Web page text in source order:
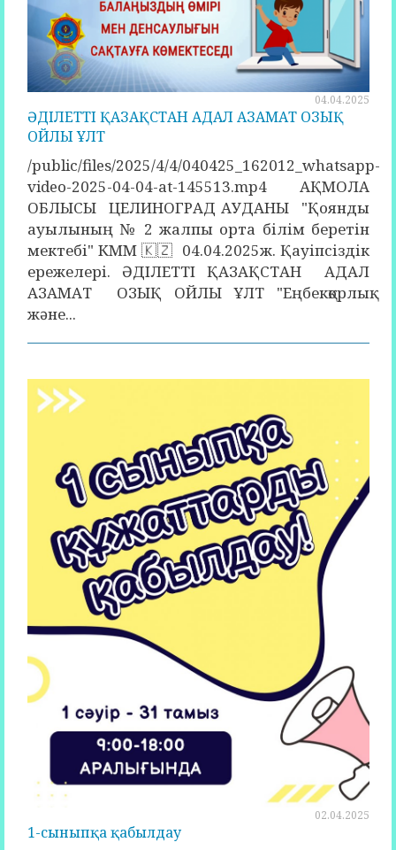
04.04.2025
ӘДІЛЕТТІ ҚАЗАҚСТАН АДАЛ АЗАМАТ ОЗЫҚ
ОЙЛЫ ҰЛТ
/public/files/2025/4/4/040425_162012_whatsapp-
video-2025-04-04-at-145513.mp4 АҚМОЛА
ОБЛЫСЫ ЦЕЛИНОГРАД АУДАНЫ "Қоянды
ауылының № 2 жалпы орта білім беретін
мектебі" КММ 🇰🇿 04.04.2025ж. Қауіпсіздік
ережелері. ӘДІЛЕТТІ ҚАЗАҚСТАН АДАЛ
АЗАМАТ ОЗЫҚ ОЙЛЫ ҰЛТ "Еңбекқорлық
және...
02.04.2025
1-сыныпқа қабылдау